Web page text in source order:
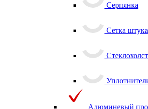
Серпянка
Сетка
Стеклохолст
Алюминевый